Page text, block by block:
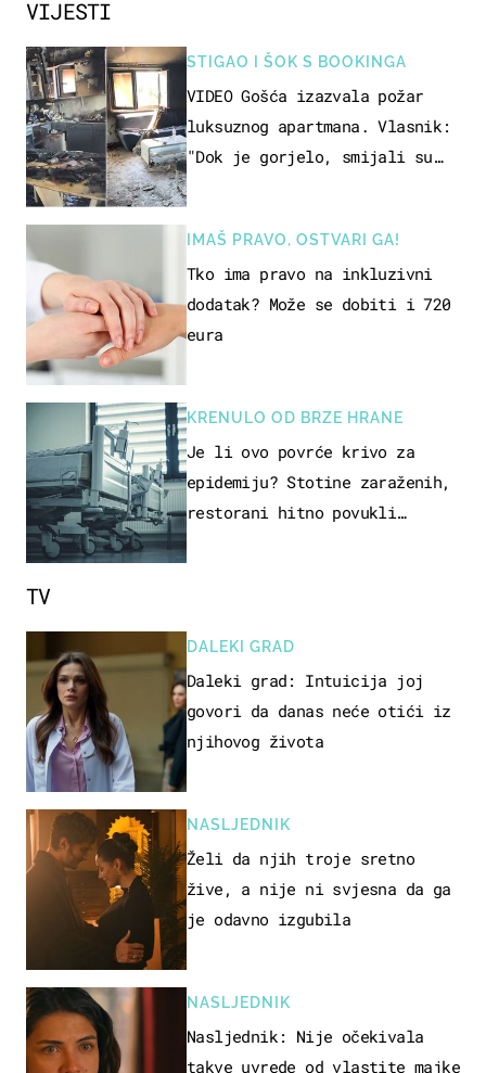
VIJESTI
STIGAO I ŠOK S BOOKINGA
VIDEO Gošća izazvala požar
luksuznog apartmana. Vlasnik:
"Dok je gorjelo, smijali su
IMAŠ PRAVO, OSTVARI GA!
Tko ima pravo na inkluzivni
dodatak? Može se dobiti i 720
eura
KRENULO OD BRZE HRANE
Je li ovo povrće krivo za
epidemiju? Stotine zaraženih,
restorani hitno povukli
TV
DALEKI GRAD
Daleki grad: Intuicija joj
govori da danas neće otići iz
njihovog života
NASLJEDNIK
Želi da njih troje sretno
žive, a nije ni svjesna da ga
je odavno izgubila
NASLJEDNIK
Nasljednik: Nije očekivala
takve uvrede od vlastite majke